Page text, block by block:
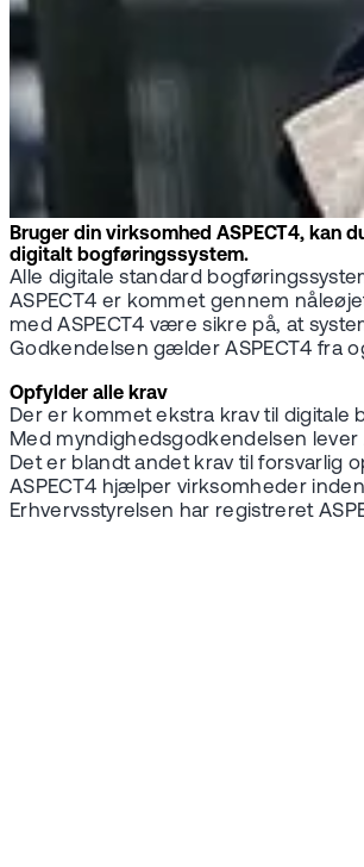
Bruger din virksomhed ASPECT4,
digitalt bogføringssystem.
Alle digitale standard
ASPECT4 er kommet gennem
med ASPECT4 være sikre på, at
Godkendelsen gælder ASPECT4 fra
Opfylder alle krav
Der er kommet ekstra krav til
Med myndighedsgodkendelsen lever
Det er blandt andet krav til forsvarlig
ASPECT4 hjælper virksomheder
Erhvervsstyrelsen har registreret